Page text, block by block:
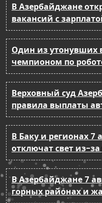
В Азербайджане
вакансий с
Один из утонувших
чемпионом по
Верховный суд
правила выплаты
В Баку и регионах 7
отключат свет из-
В Азербайджане 7
горных районах и